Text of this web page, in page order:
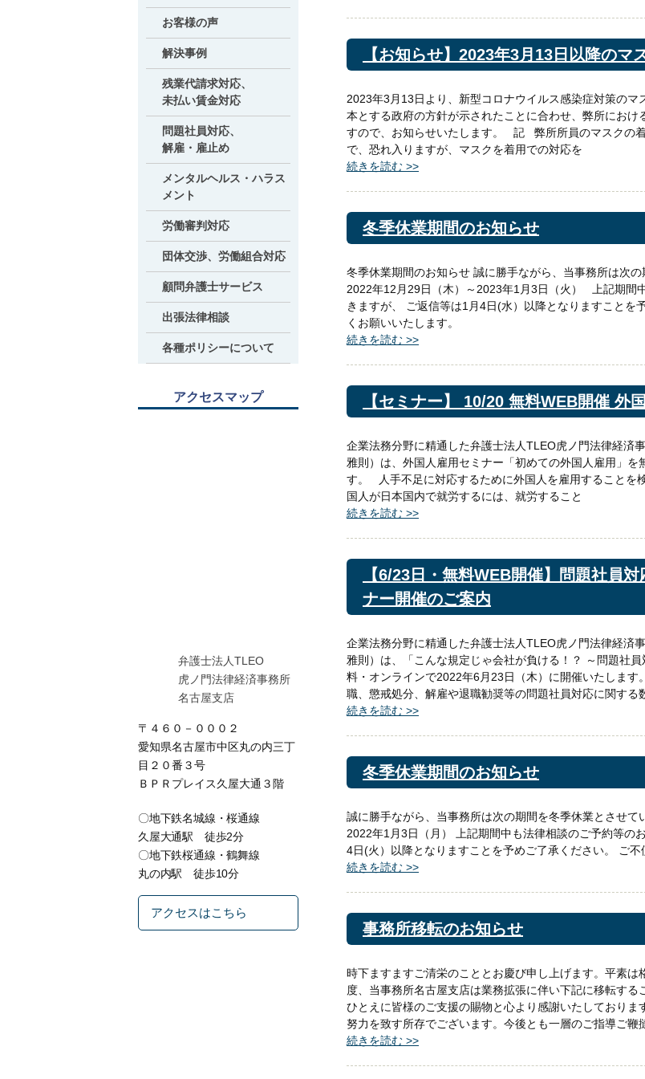
【お知らせ】2023年3月13日以降のマ
2023年3月13日より、新型コロナウイルス感染症対策の
本とする政府の方針が示されたことに合わせ、弊所にお
すので、お知らせいたします。 記 弊所所員のマスクの
で、恐れ入りますが、マスクを着用での対応を
続きを読む >>
冬季休業期間のお知らせ
冬季休業期間のお知らせ 誠に勝手ながら、当事務所は次
2022年12月29日（木）～2023年1月3日（火） 上記期間
きますが、 ご返信等は1月4日(水）以降となりますことを
くお願いいたします。
続きを読む >>
【セミナー】 10/20 無料WEB開催 外
企業法務分野に精通した弁護士法人TLEO虎ノ門法律経済
雅則）は、外国人雇用セミナー「初めての外国人雇用」
す。 人手不足に対応するために外国人を雇用することを
国人が日本国内で就労するには、就労すること
続きを読む >>
【6/23日・無料WEB開催】問題社員
ナー開催のご案内
企業法務分野に精通した弁護士法人TLEO虎ノ門法律経済
雅則）は、「こんな規定じゃ会社が負ける！？ ～問題社
料・オンラインで2022年6月23日（木）に開催いたしま
職、懲戒処分、解雇や退職勧奨等の問題社員対応に関する
続きを読む >>
冬季休業期間のお知らせ
誠に勝手ながら、当事務所は次の期間を冬季休業とさせ
2022年1月3日（月） 上記期間中も法律相談のご予約等の
4日(火）以降となりますことを予めご了承ください。 ご
続きを読む >>
事務所移転のお知らせ
時下ますますご清栄のこととお慶び申し上げます。平素
度、当事務所名古屋支店は業務拡張に伴い下記に移転す
ひとえに皆様のご支援の賜物と心より感謝いたしており
努力を致す所存でございます。今後とも一層のご指導ご鞭
続きを読む >>
お客様の声
解決事例
残業代請求対応、
未払い賃金対応
問題社員対応、
解雇・雇止め
メンタルヘルス・ハラス
メント
労働審判対応
団体交渉、労働組合対応
顧問弁護士サービス
出張法律相談
各種ポリシーについて
アクセスマップ
弁護士法人TLEO
虎ノ門法律経済事務所
名古屋支店
〒４６０－０００２
愛知県名古屋市中区丸の内三丁
目２０番３号
ＢＰＲプレイス久屋大通３階
〇地下鉄名城線・桜通線
久屋大通駅 徒歩2分
〇地下鉄桜通線・鶴舞線
丸の内駅 徒歩10分
アクセスはこちら